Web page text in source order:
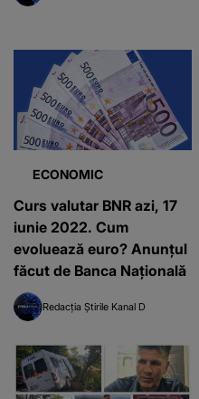
ECONOMIC
Curs valutar BNR azi, 17
iunie 2022. Cum
evoluează euro? Anunțul
făcut de Banca Națională
Redacția Știrile Kanal D